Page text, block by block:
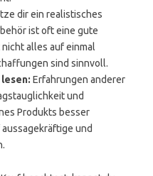
dir ein realistisches
ist oft eine gute
alles auf einmal
sind sinnvoll.
Erfahrungen anderer
und
Produkts besser
und